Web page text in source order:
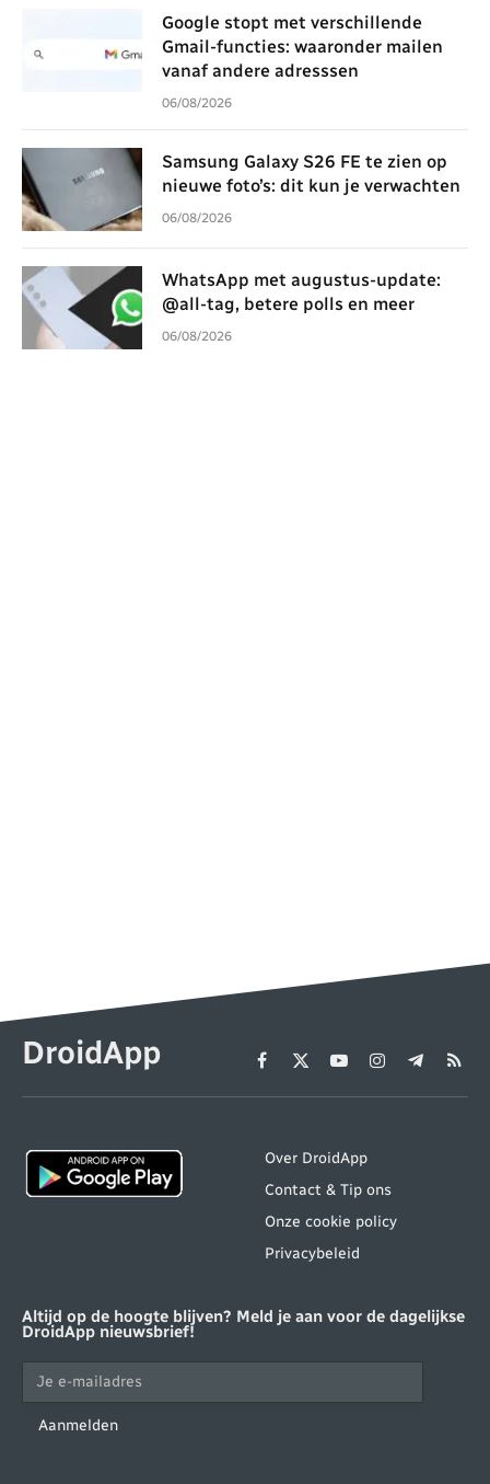
Google stopt met verschillende
Gmail-functies: waaronder mailen
vanaf andere adresssen
06/08/2026
Samsung Galaxy S26 FE te zien op
nieuwe foto’s: dit kun je verwachten
06/08/2026
WhatsApp met augustus-update:
@all-tag, betere polls en meer
06/08/2026
DroidApp Facebook
X
(Twitter)
YouTubeInstagram
Telegram
RSS
Over DroidApp
Contact & Tip ons
Onze cookie policy
Privacybeleid
Altijd op de hoogte blijven? Meld je aan voor de dagelijkse
DroidApp nieuwsbrief!
Aanmelden